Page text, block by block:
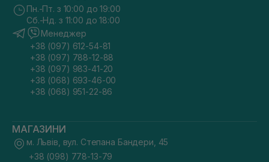
Пн.-Пт. з 10:00 до 19:00
Сб.-Нд. з 11:00 до 18:00
Менеджер
+38 (097) 612-54-81
+38 (097) 788-12-88
+38 (097) 983-41-20
+38 (068) 693-46-00
+38 (068) 951-22-86
МАГАЗИНИ
м. Львів, вул. Степана Бандери, 45
+38 (098) 778-13-79